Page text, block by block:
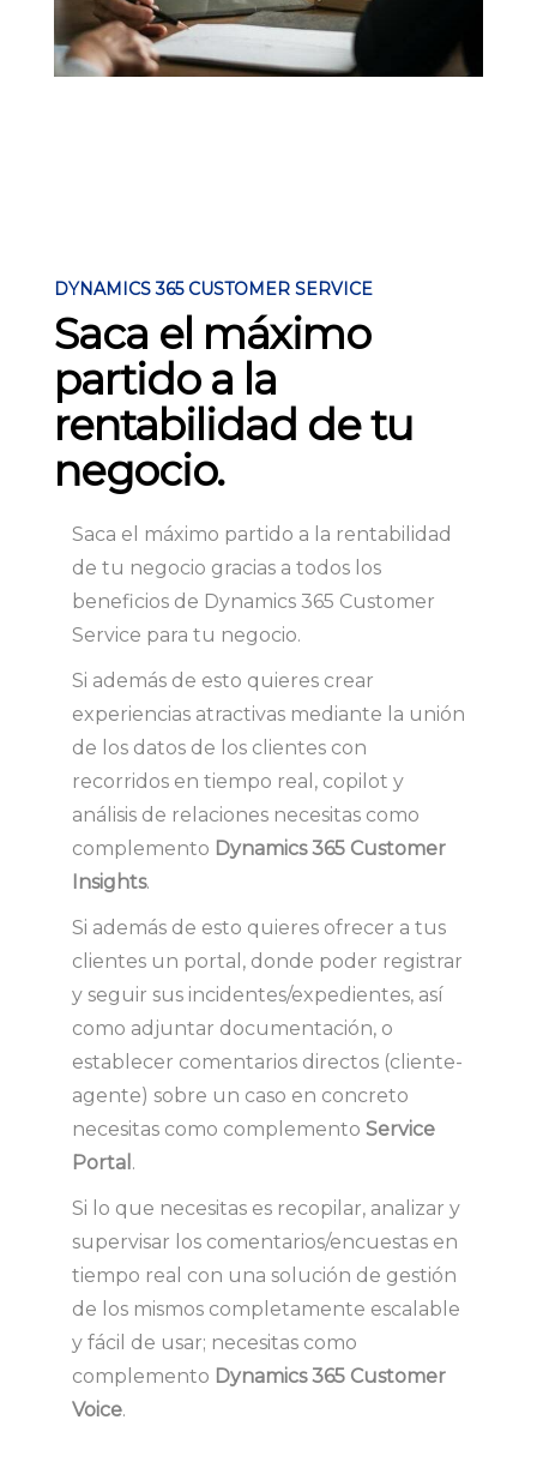
DYNAMICS 365 CUSTOMER SERVICE
Saca el máximo
partido a la
rentabilidad de tu
negocio.
Saca el máximo partido a la rentabilidad
de tu negocio gracias a todos los
beneficios de Dynamics 365 Customer
Service para tu negocio.
Si además de esto quieres crear
experiencias atractivas mediante la unión
de los datos de los clientes con
recorridos en tiempo real, copilot y
análisis de relaciones necesitas como
complemento Dynamics 365 Customer
Insights.
Si además de esto quieres ofrecer a tus
clientes un portal, donde poder registrar
y seguir sus incidentes/expedientes, así
como adjuntar documentación, o
establecer comentarios directos (cliente-
agente) sobre un caso en concreto
necesitas como complemento Service
Portal .
Si lo que necesitas es recopilar, analizar y
supervisar los comentarios/encuestas en
tiempo real con una solución de gestión
de los mismos completamente escalable
y fácil de usar; necesitas como
complemento Dynamics 365 Customer
Voice.